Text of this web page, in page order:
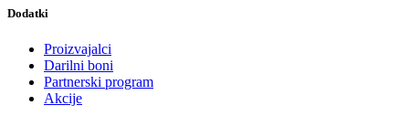
Dodatki
Proizvajalci
Darilni boni
Partnerski program
Akcije